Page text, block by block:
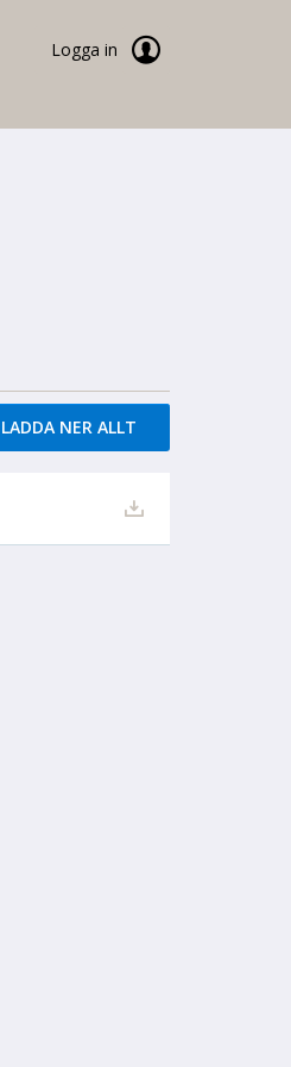
Logga in
LADDA NER ALLT